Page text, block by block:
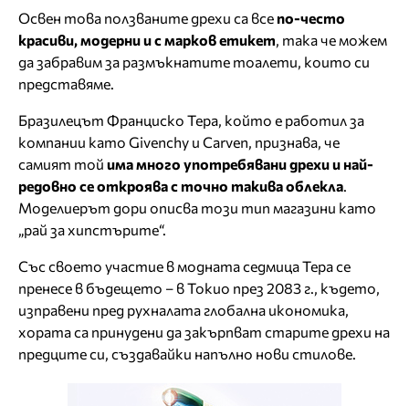
Освен това ползваните дрехи са все по-често
красиви, модерни и с марков етикет , така че можем
да забравим за размъкнатите тоалети, които си
представяме.
Бразилецът Франциско Тера, който е работил за
компании като Givenchy и Carven, признава, че
самият той има много употребявани дрехи и най-
редовно се откроява с точно такива облекла
Моделиерът дори описва този тип магазини като
„рай за хипстърите“.
Със своето участие в модната седмица Тера се
пренесе в бъдещето – в Токио през 2083 г., където,
изправени пред рухналата глобална икономика,
хората са принудени да закърпват старите дрехи на
предците си, създавайки напълно нови стилове.